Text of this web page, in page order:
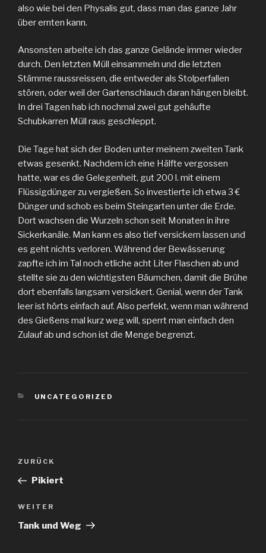
also wie bei den Physalis gut, dass man das ganze Jahr
über ernten kann.
Ansonsten arbeite ich das ganze Gelände immer wieder
durch. Den letzten Müll einsammeln und die letzten
Stämme raussreissen, die entweder als Stolperfallen
stören, oder weil der Gartenschlauch daran hängen bleibt.
In drei Tagen hab ich nochmal zwei gut gehäufte
Schubkarren Müll raus geschleppt.
Die Tage hat sich der Boden unter meinem zweiten Tank
etwas gesenkt. Nachdem ich eine Hälfte vergossen
hatte, war es die Gelegenheit, gut 200 l. mit einem
Flüssigdünger zu vergießen. So investierte ich etwa 3 €
Dünger und schob es beim Steingarten unter die Erde.
Dort wachsen die Wurzeln schon seit Monaten in ihre
Sickerkanäle. Man kann es also tief versickern lassen und
es geht nichts verloren. Während der Bewässerung
zapfte ich im Tal noch etliche acht Liter Flaschen ab und
stellte sie zu den wichtigsten Bäumchen, damit die Brühe
dort ebenfalls langsam versickert. Genial, wenn der Tank
leer ist hörts einfach auf. Also perfekt, wenn man während
des Gießens mal kurz weg will, sperrt man einfach den
Zulauf ab und schon ist die Menge begrenzt.
KATEGORIEN
UNCATEGORIZED
Beitragsnavigation
Vorheriger
Beitrag
ZURÜCK
Pikiert
Nächster
Beitrag
WEITER
Tank und Weg